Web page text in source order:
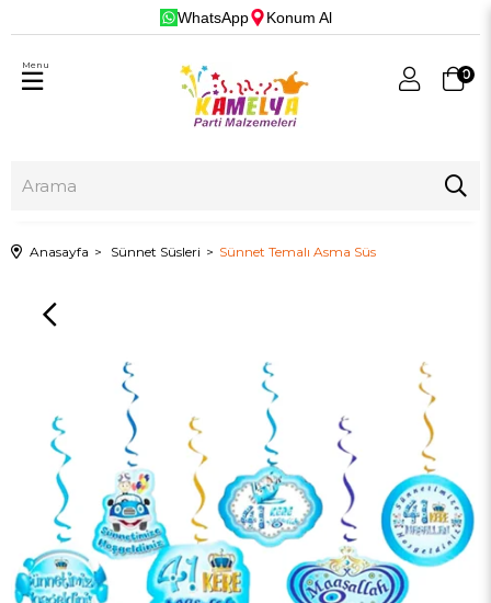
WhatsApp Konum Al
0
Menu
Anasayfa Sünnet Süsleri Sünnet Temalı Asma Süs